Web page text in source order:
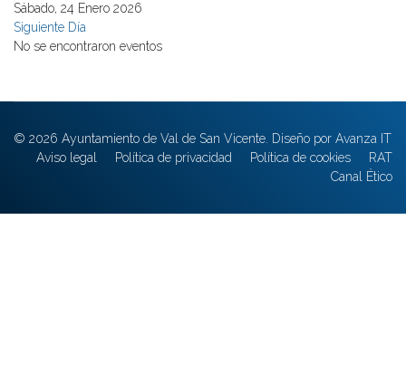
Sábado, 24 Enero 2026
Siguiente Día
No se encontraron eventos
© 2026 Ayuntamiento de Val de San Vicente. Diseño por Avanza IT
Aviso legal
Política de privacidad Política de cookies
RAT
Canal Ético